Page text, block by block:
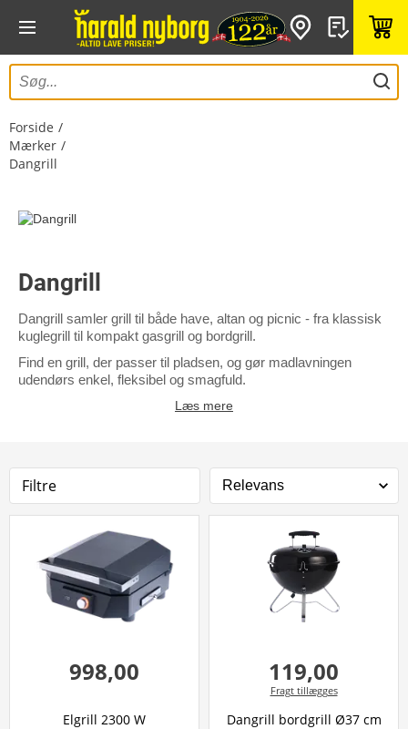
Forside
Mærker
Dangrill
Dangrill
Dangrill samler grill til både have, altan og picnic - fra klassisk
kuglegrill til kompakt gasgrill og bordgrill.
Find en grill, der passer til pladsen, og gør madlavningen
udendørs enkel, fleksibel og smagfuld.
Læs mere
Filtre
998,00
Elgrill 2300 W
119,00
Fragt tillægges
Dangrill bordgrill Ø37 cm